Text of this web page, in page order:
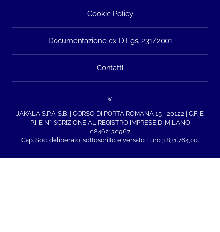
Cookie Policy
Documentazione ex D.Lgs. 231/2001
Contatti
©
JAKALA S.P.A. S.B. | CORSO DI PORTA ROMANA 15 - 20122 | C.F. E
P.I. E N° ISCRIZIONE AL REGISTRO IMPRESE DI MILANO
08462130967
Cap. Soc. deliberato, sottoscritto e versato Euro 3.831.764,00.